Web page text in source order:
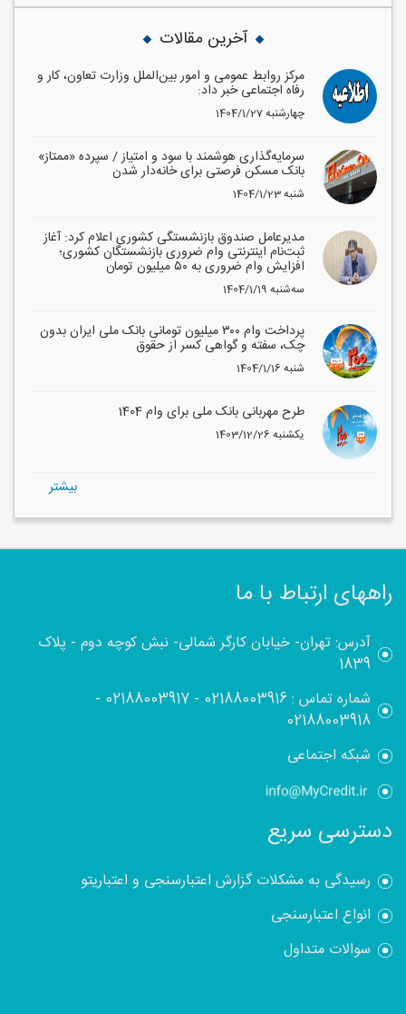
آخرین مقالات
مرکز روابط عمومی و امور بین‌الملل وزارت تعاون، کار و
رفاه اجتماعی خبر داد:
1404/1/27 چهارشنبه
سرمایه‌گذاری هوشمند با سود و امتیاز / سپرده «ممتاز»
بانک مسکن فرصتی برای خانه‌دار شدن
1404/1/23 شنبه
مدیرعامل صندوق بازنشستگی کشوری اعلام کرد: آغاز
ثبت‌نام اینترنتی وام ضروری بازنشستگان کشوری؛
افزایش وام ضروری به ۵۰ میلیون تومان
1404/1/19 سه‌شنبه
پرداخت وام ۳۰۰ میلیون تومانی بانک ملی ایران بدون
چک، سفته و گواهی کسر از حقوق
1404/1/16 شنبه
طرح مهربانی بانک ملی برای وام 1404
1403/12/26 یکشنبه
بيشتر
راههای ارتباط با ما
آدرس: تهران- خیابان کارگر شمالی- نبش کوچه دوم - پلاک
1839
شماره تماس :02188003916
-
02188003917
-
02188003918
شبکه اجتماعی
دسترسی سریع
رسیدگی به مشکلات گزارش اعتبارسنجی و اعتباریتو
انواع اعتبارسنجی
سوالات متداول